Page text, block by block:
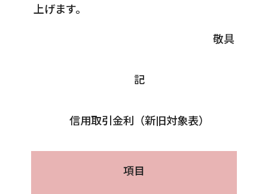
上げます。
敬具
記
信用取引金利（新旧対象表）
項目